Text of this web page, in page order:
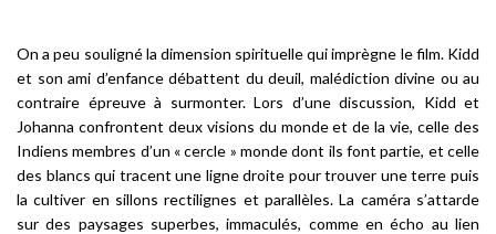
On a peu souligné la dimension spirituelle qui imprègne le film. Kidd
et son ami d’enfance débattent du deuil, malédiction divine ou au
contraire épreuve à surmonter. Lors d’une discussion, Kidd et
Johanna confrontent deux visions du monde et de la vie, celle des
Indiens membres d’un « cercle » monde dont ils font partie, et celle
des blancs qui tracent une ligne droite pour trouver une terre puis
la cultiver en sillons rectilignes et parallèles. La caméra s’attarde
sur des paysages superbes, immaculés, comme en écho au lien